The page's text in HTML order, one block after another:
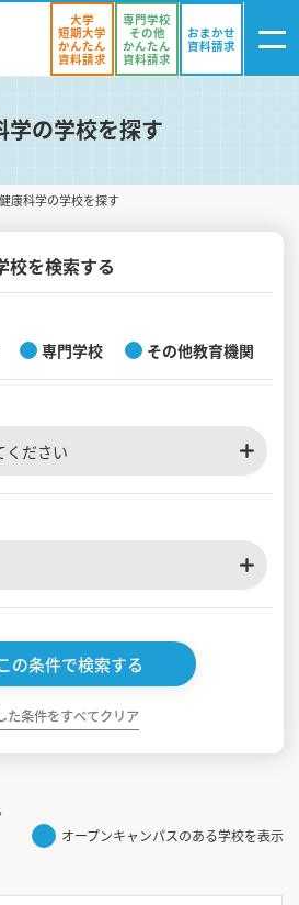
ン
気になる
ャンパスを探す
入門
引書
大学
短期大学
かんたん
資料請求
専門学校
その他
かんたん
資料請求
おまかせ
資料請求
学の学校を探す
健康科学の学校を探す
校を検索する
専門学校 その他教育機関
ください
の条件で検索する
た条件をすべてクリア
オープンキャンパスのある学校を表示